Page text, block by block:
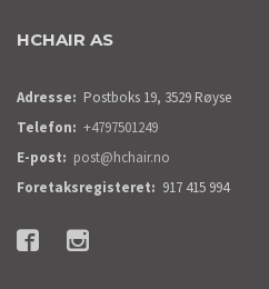
HCHAIR AS
Adresse: Postboks 19, 3529 Røyse
Telefon: +4797501249
E-post: post@hchair.no
Foretaksregisteret: 917 415 994